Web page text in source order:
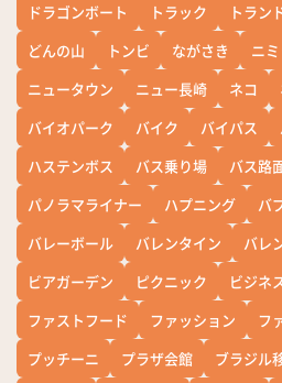
ドラゴンボート
トラック トラン
どんの山
トンビ ながさき ニ
ニュータウン
ニュー長崎 ネコ
バイオパーク
バイク バイパス
ハステンボス
バス乗り場 バス路
パノラマライナー
ハプニング バ
バレーボール
バレンタイン バレ
ビアガーデン
ピクニック ビジネ
ファストフード
ファッション フ
プッチーニ
プラザ会館 ブラジル